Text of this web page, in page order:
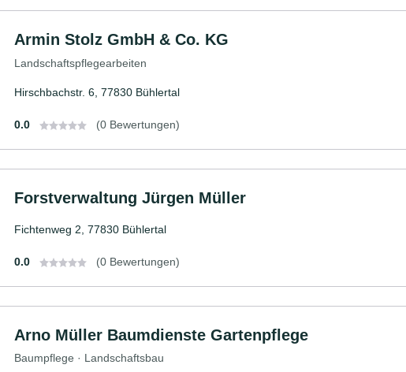
Armin Stolz GmbH & Co. KG
Landschaftspflegearbeiten
Hirschbachstr. 6, 77830 Bühlertal
0.0 (0 Bewertungen)
Forstverwaltung Jürgen Müller
Fichtenweg 2, 77830 Bühlertal
0.0 (0 Bewertungen)
Arno Müller Baumdienste Gartenpflege
Baumpflege · Landschaftsbau